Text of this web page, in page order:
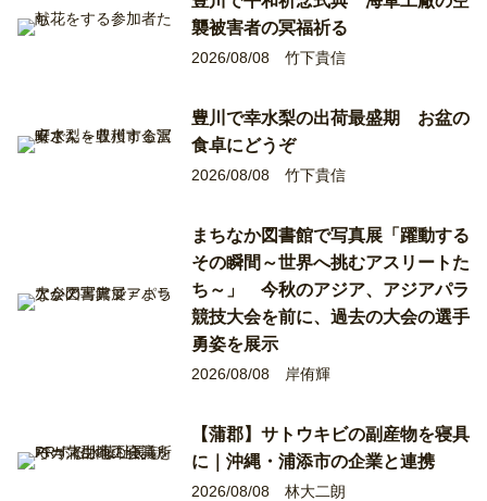
襲被害者の冥福祈る
2026/08/08 竹下貴信
豊川で幸水梨の出荷最盛期 お盆の
食卓にどうぞ
2026/08/08 竹下貴信
まちなか図書館で写真展「躍動する
その瞬間～世界へ挑むアスリートた
ち～」 今秋のアジア、アジアパラ
競技大会を前に、過去の大会の選手
勇姿を展示
2026/08/08 岸侑輝
【蒲郡】サトウキビの副産物を寝具
に｜沖縄・浦添市の企業と連携
2026/08/08 林大二朗